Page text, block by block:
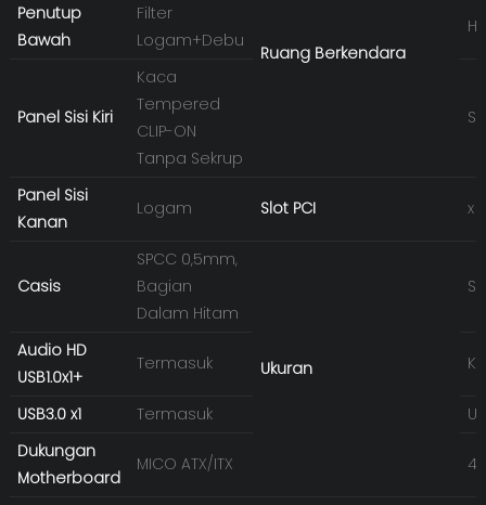
Ruang Berkendara
Penutup
Bawah
Filter
Logam+Debu
Panel Sisi Kiri
Kaca
Tempered
CLIP-ON
Tanpa Sekrup
Panel Sisi
Kanan
Logam Slot PCI x
Casis
SPCC 0,5mm,
Bagian
Dalam Hitam
Ukuran
Audio HD
USB1.0x1+
Termasuk
USB3.0 x1 Termasuk
Dukungan
Motherboard
MICO ATX/ITX